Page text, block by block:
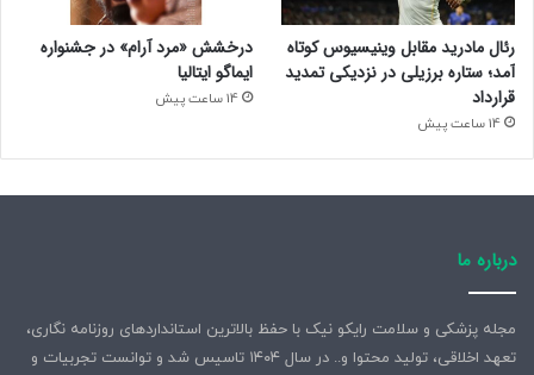
رئال مادرید مقابل وینیسیوس کوتاه
آمد؛ ستاره برزیلی در نزدیکی تمدید
قرارداد
14 ساعت پیش
درخشش «مرد آرام» در جشنواره
ایماگو ایتالیا
14 ساعت پیش
درباره ما
مجله پزشکی و سلامت رایکو نیک با حفظ بالاترین استانداردهای روزنامه نگاری،
تعهد اخلاقی، تولید محتوا و.. در سال ۱۴۰۴ تاسیس شد و توانست تجربیات و